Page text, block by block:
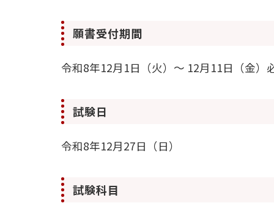
願書受付期間
令和8年12月1日（火）～ 12月11日（金）
試験日
令和8年12月27日（日）
試験科目